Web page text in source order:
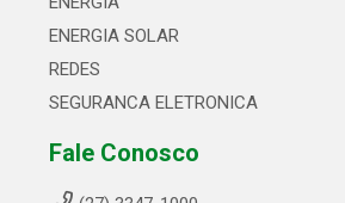
ENERGIA SOLAR
REDES
SEGURANCA ELETRONICA
Fale Conosco